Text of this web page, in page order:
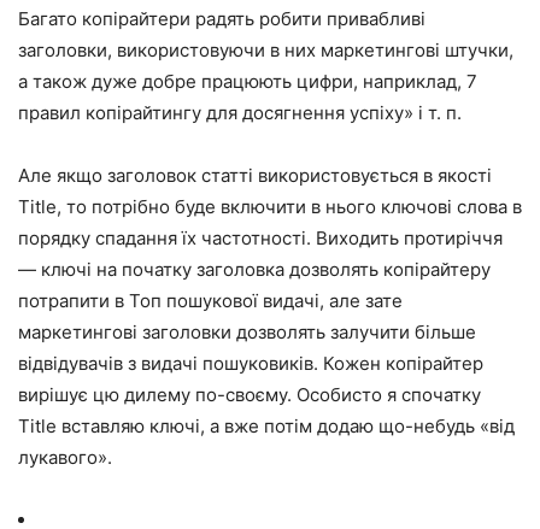
Багато копірайтери радять робити привабливі
заголовки, використовуючи в них маркетингові штучки,
а також дуже добре працюють цифри, наприклад, 7
правил копірайтингу для досягнення успіху» і т. п.
Але якщо заголовок статті використовується в якості
Title, то потрібно буде включити в нього ключові слова в
порядку спадання їх частотності. Виходить протиріччя
— ключі на початку заголовка дозволять копірайтеру
потрапити в Топ пошукової видачі, але зате
маркетингові заголовки дозволять залучити більше
відвідувачів з видачі пошуковиків. Кожен копірайтер
вирішує цю дилему по-своєму. Особисто я спочатку
Title вставляю ключі, а вже потім додаю що-небудь «від
лукавого».